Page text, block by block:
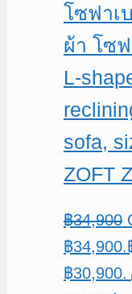
โซฟาเ
ผ้า โซ
L-
sofa,
ZOFT
฿34,900
฿34,900.
฿30,900.